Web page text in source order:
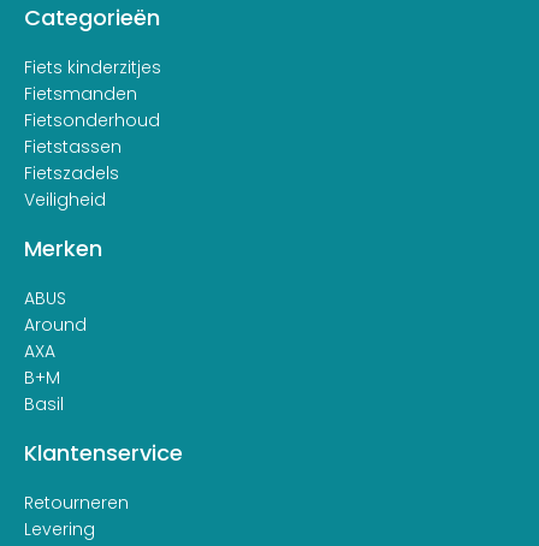
Categorieën
Fiets kinderzitjes
Fietsmanden
Fietsonderhoud
Fietstassen
Fietszadels
Veiligheid
Merken
ABUS
Around
AXA
B+M
Basil
Klantenservice
Retourneren
Levering